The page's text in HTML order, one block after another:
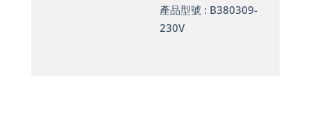
產品型號 : B380309-
230V